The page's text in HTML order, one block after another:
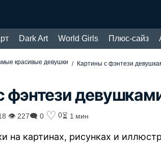
Dark Art World Girls Плюс-сайз
красивые девушки Картины с фэнтези
фэнтези
👁 227🗨 0 ♡ 0⏳ 1 мин
на картинах, рисунках и